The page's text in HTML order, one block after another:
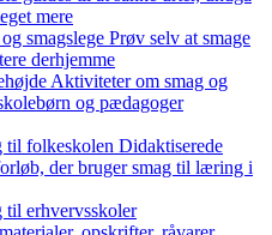
mere
smagslege Prøv selv at smage
derhjemme
Aktiviteter om smag og
og pædagoger
til folkeskolen Didaktiserede
der bruger smag til læring i
til erhvervsskoler